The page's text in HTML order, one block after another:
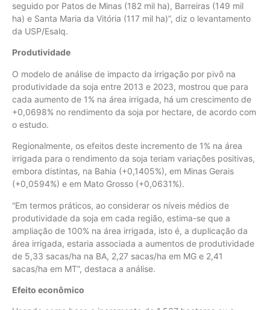
seguido por Patos de Minas (182 mil ha), Barreiras (149 mil
ha) e Santa Maria da Vitória (117 mil ha)”, diz o levantamento
da USP/Esalq.
Produtividade
O modelo de análise de impacto da irrigação por pivô na
produtividade da soja entre 2013 e 2023, mostrou que para
cada aumento de 1% na área irrigada, há um crescimento de
+0,0698% no rendimento da soja por hectare, de acordo com
o estudo.
Regionalmente, os efeitos deste incremento de 1% na área
irrigada para o rendimento da soja teriam variações positivas,
embora distintas, na Bahia (+0,1405%), em Minas Gerais
(+0,0594%) e em Mato Grosso (+0,0631%).
“Em termos práticos, ao considerar os níveis médios de
produtividade da soja em cada região, estima-se que a
ampliação de 100% na área irrigada, isto é, a duplicação da
área irrigada, estaria associada a aumentos de produtividade
de 5,33 sacas/ha na BA, 2,27 sacas/ha em MG e 2,41
sacas/ha em MT”, destaca a análise.
Efeito econômico